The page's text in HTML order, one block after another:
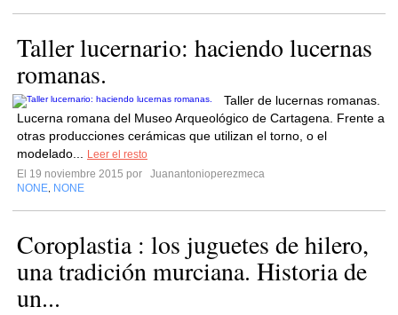
Taller lucernario: haciendo lucernas
romanas.
Taller de lucernas romanas.
Lucerna romana del Museo Arqueológico de Cartagena. Frente a
otras producciones cerámicas que utilizan el torno, o el
modelado...
Leer el resto
El 19 noviembre 2015 por
Juanantonioperezmeca
NONE NONE
Coroplastia : los juguetes de hilero,
una tradición murciana. Historia de
un...